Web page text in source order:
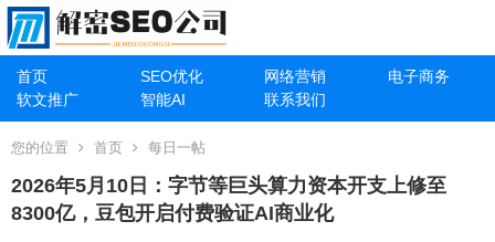
首页 SEO优化 网络营销
电子商务
软文推广
智能AI 联系我们
您的位置 首页 每日一帖
2026年5月10日：字节等巨头算力资本开支上修至
8300亿，豆包开启付费验证AI商业化